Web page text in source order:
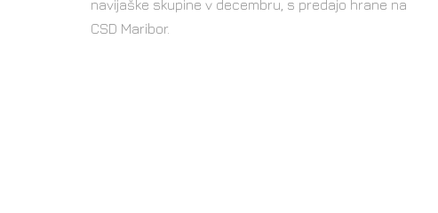
navijaške skupine v decembru, s predajo hrane na
CSD Maribor.